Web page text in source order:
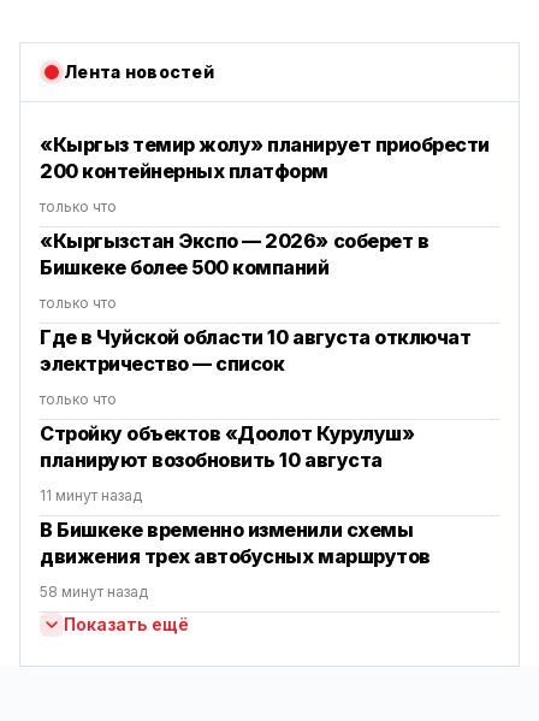
Лента новостей
«Кыргыз темир жолу» планирует приобрести
200 контейнерных платформ
только что
«Кыргызстан Экспо — 2026» соберет в
Бишкеке более 500 компаний
только что
Где в Чуйской области 10 августа отключат
электричество — список
только что
Стройку объектов «Доолот Курулуш»
планируют возобновить 10 августа
11 минут назад
В Бишкеке временно изменили схемы
движения трех автобусных маршрутов
58 минут назад
Показать ещё